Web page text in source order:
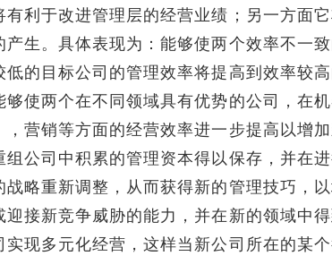
利于改进管理层的经营业绩；另一方面
生。具体表现为：能够使两个效率不一
的目标公司的管理效率将提高到效率较
使两个在不同领域具有优势的公司，在机
，营销等方面的经营效率进一步提高以增
公司中积累的管理资本得以保存，并在
略重新调整，从而获得新的管理技巧，
接新竞争威胁的能力，并在新的领域中
现多元化经营，这样当新公司所在的某